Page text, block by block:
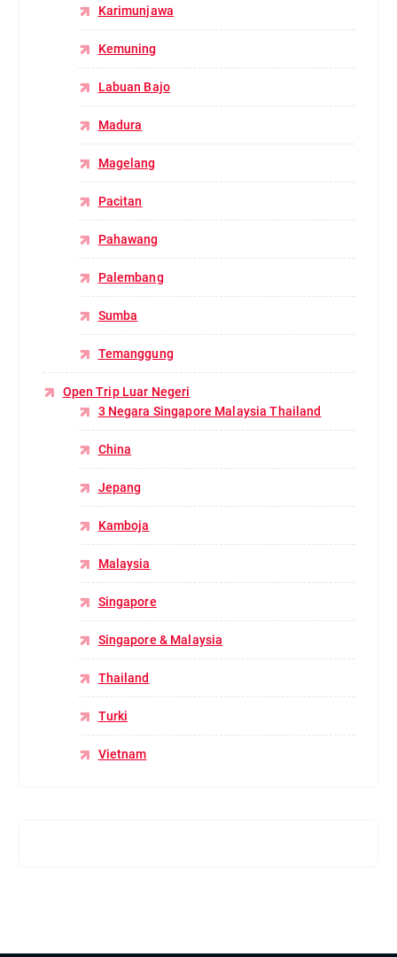
Karimunjawa
Kemuning
Labuan Bajo
Madura
Magelang
Pacitan
Pahawang
Palembang
Sumba
Temanggung
Open Trip Luar Negeri
3 Negara Singapore Malaysia Thailand
China
Jepang
Kamboja
Malaysia
Singapore
Singapore & Malaysia
Thailand
Turki
Vietnam